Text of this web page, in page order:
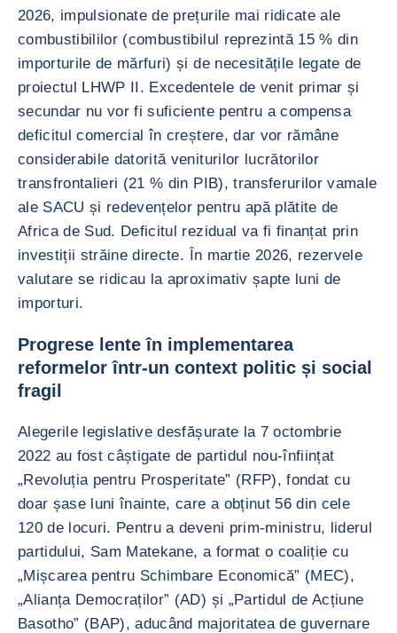
2026, impulsionate de prețurile mai ridicate ale
combustibililor (combustibilul reprezintă 15 % din
importurile de mărfuri) și de necesitățile legate de
proiectul LHWP II. Excedentele de venit primar și
secundar nu vor fi suficiente pentru a compensa
deficitul comercial în creștere, dar vor rămâne
considerabile datorită veniturilor lucrătorilor
transfrontalieri (21 % din PIB), transferurilor vamale
ale SACU și redevențelor pentru apă plătite de
Africa de Sud. Deficitul rezidual va fi finanțat prin
investiții străine directe. În martie 2026, rezervele
valutare se ridicau la aproximativ șapte luni de
importuri.
Progrese lente în implementarea
reformelor într-un context politic și social
fragil
Alegerile legislative desfășurate la 7 octombrie
2022 au fost câștigate de partidul nou-înființat
„Revoluția pentru Prosperitate” (RFP), fondat cu
doar șase luni înainte, care a obținut 56 din cele
120 de locuri. Pentru a deveni prim-ministru, liderul
partidului, Sam Matekane, a format o coaliție cu
„Mișcarea pentru Schimbare Economică” (MEC),
„Alianța Democraților” (AD) și „Partidul de Acțiune
Basotho” (BAP), aducând majoritatea de guvernare